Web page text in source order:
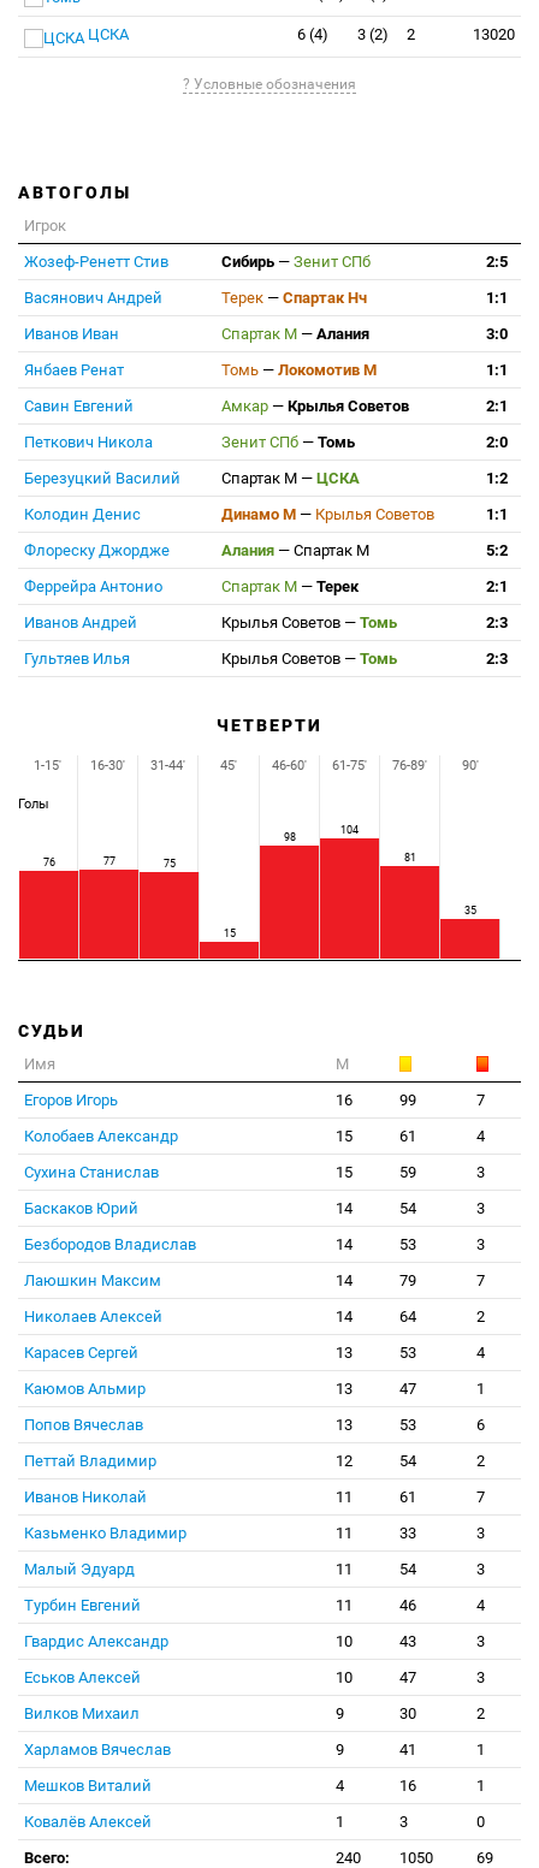
ЦСКА 6 (4) 3 (2) 2 13020
? Условные обозначения
АВТОГОЛЫ
Игрок
Жозеф-Ренетт Стив
Сибирь — Зенит СПб
2:5
Васянович Андрей
Терек — Спартак Нч
1:1
Иванов Иван
Спартак М — Алания
3:0
Янбаев Ренат
Томь — Локомотив М
1:1
Савин Евгений
Амкар — Крылья Советов
2:1
Петкович Никола
Зенит СПб — Томь
2:0
Березуцкий Василий
Спартак М — ЦСКА
1:2
Колодин Денис
Динамо М — Крылья Советов
1:1
Флореску Джордже
Алания — Спартак М
5:2
Феррейра Антонио
Спартак М — Терек
2:1
Иванов Андрей
Крылья Советов — Томь
2:3
Гультяев Илья
Крылья Советов — Томь 2:3
ЧЕТВЕРТИ
Голы
76 77 75
15
98
104
81
35
1-15' 16-30' 31-44' 45' 46-60' 61-75' 76-89' 90'
СУДЬИ
Имя
М
Егоров Игорь
16 99
7
Колобаев Александр
15 61
4
Сухина Станислав
15 59
3
Баскаков Юрий
14 54
3
Безбородов Владислав
14 53
3
Лаюшкин Максим
14 79
7
Николаев Алексей
14 64
2
Карасев Сергей
13 53
4
Каюмов Альмир
13 47
1
Попов Вячеслав
13 53
6
Петтай Владимир
12 54
2
Иванов Николай
11 61
7
Казьменко Владимир
11 33
3
Малый Эдуард
11 54
3
Турбин Евгений
11 46
4
Гвардис Александр
10 43
3
Еськов Алексей
10 47
3
Вилков Михаил
9 30
2
Харламов Вячеслав
9 41
1
Мешков Виталий
4 16
1
Ковалёв Алексей
1 3
0
Всего:
240 1050 69